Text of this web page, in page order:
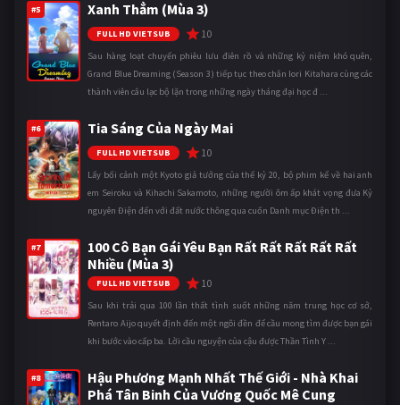
#5 Xanh Thẳm (Mùa 3)
FULL HD VIETSUB 10
Sau hàng loạt chuyến phiêu lưu điên rồ và những kỷ niệm khó quên,
Grand Blue Dreaming (Season 3) tiếp tục theo chân Iori Kitahara cùng các
thành viên câu lạc bộ lặn trong những ngày tháng đại học đ ...
#6 Tia Sáng Của Ngày Mai
FULL HD VIETSUB 10
Lấy bối cảnh một Kyoto giả tưởng của thế kỷ 20, bộ phim kể về hai anh
em Seiroku và Kihachi Sakamoto, những người ôm ấp khát vọng đưa Kỷ
nguyên Điện đến với đất nước thông qua cuốn Danh mục Điện th ...
#7
100 Cô Bạn Gái Yêu Bạn Rất Rất Rất Rất Rất
Nhiều (Mùa 3)
FULL HD VIETSUB 10
Sau khi trải qua 100 lần thất tình suốt những năm trung học cơ sở,
Rentaro Aijo quyết định đến một ngôi đền để cầu mong tìm được bạn gái
khi bước vào cấp ba. Lời cầu nguyện của cậu được Thần Tình Y ...
#8
Hậu Phương Mạnh Nhất Thế Giới - Nhà Khai
Phá Tân Binh Của Vương Quốc Mê Cung